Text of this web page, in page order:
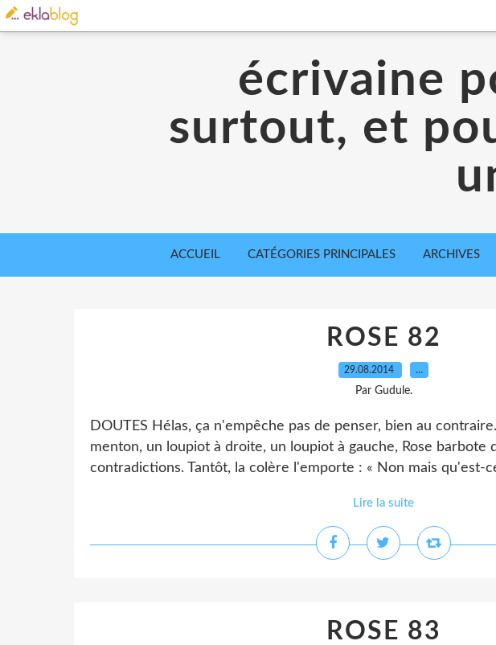
écrivaine
surtout, et
ACCUEIL CATÉGORIES PRINCIPALES ARCHIVES
ROSE 82
29.08.2014 …
Par Gudule.
DOUTES Hélas, ça n'empêche pas de penser, bien au
menton, un loupiot à droite, un loupiot à gauche, Rose barbote
contradictions. Tantôt, la colère l'emporte : « Non mais qu'est-
Lire la suite
ROSE 83